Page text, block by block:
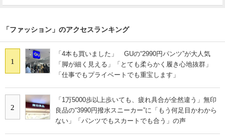
「ファッション」のアクセスランキング
1
「4本も買いました」 GUの“2990円パンツ”が大人気
「脚が細く見える」「とても柔らかく履き心地抜群」
「仕事でもプライベートでも重宝します」
2
「1万5000歩以上歩いても、疲れ具合が全然違う」無印
良品の“3990円撥水スニーカー”に「もう何足目かわから
ない」「パンツでもスカートでも合う」の声